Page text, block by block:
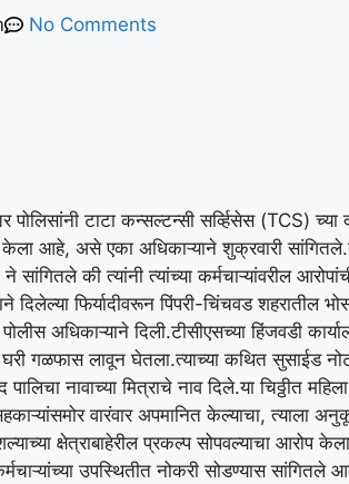
No Comments
पोलिसांनी टाटा कन्सल्टन्सी सर्व्हिसेस (TCS) च्या
केला आहे, असे एका अधिकाऱ्याने शुक्रवारी सांगितले.
की त्यांनी त्यांच्या कर्मचाऱ्यांवरील
दिलेल्या फिर्यादीवरून पिंपरी-चिंचवड शहरातील
अधिकाऱ्याने दिली.टीसीएसच्या हिंजवडी
घरी गळफास लावून घेतला.त्याच्या कथित सुसाईड
पालिचा नावाच्या मित्राचे नाव दिले.या चिठ्ठीत
वारंवार अपमानित केल्याचा, त्याला
क्षेत्राबाहेरील प्रकल्प सोपवल्याचा आरोप
उपस्थितीत नोकरी सोडण्यास सांगितले